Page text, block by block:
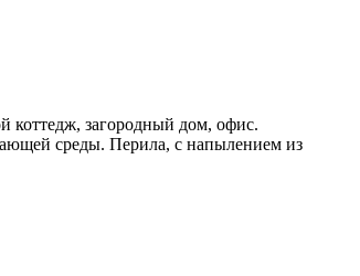
коттедж, загородный дом, офис.
среды. Перила, с напылением из